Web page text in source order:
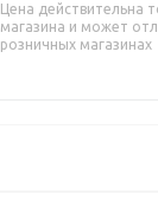
Цена действительна
магазина и может
розничных магазинах